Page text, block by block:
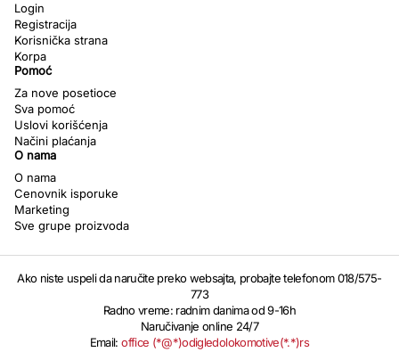
Login
Registracija
Korisnička strana
Korpa
Pomoć
Za nove posetioce
Sva pomoć
Uslovi korišćenja
Načini plaćanja
O nama
O nama
Cenovnik isporuke
Marketing
Sve grupe proizvoda
Ako niste uspeli da naručite preko websajta, probajte telefonom 018/575-
773
Radno vreme: radnim danima od 9-16h
Naručivanje online 24/7
Email:office (*@*)odigledolokomotive(*.*)rs